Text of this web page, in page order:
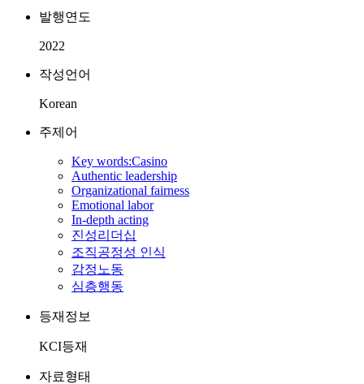
발행연도
2022
작성언어
Korean
주제어
Key words:Casino
Authentic leadership
Organizational fairness
Emotional labor
In-depth acting
진성리더십
조직공정성 인식
감정노동
심층행동
등재정보
KCI등재
자료형태